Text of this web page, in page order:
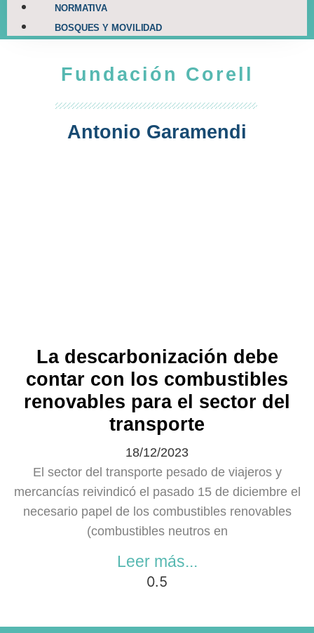
NORMATIVA
BOSQUES Y MOVILIDAD
Fundación Corell
Antonio Garamendi
La descarbonización debe
contar con los combustibles
renovables para el sector del
transporte
18/12/2023
El sector del transporte pesado de viajeros y
mercancías reivindicó el pasado 15 de diciembre el
necesario papel de los combustibles renovables
(combustibles neutros en
Leer más...